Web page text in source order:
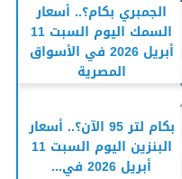
الجمبري بكام؟.. أسعار
السمك اليوم السبت 11
أبريل 2026 في الأسواق
المصرية
بكام لتر 95 الآن؟.. أسعار
البنزين اليوم السبت 11
أبريل 2026 في...